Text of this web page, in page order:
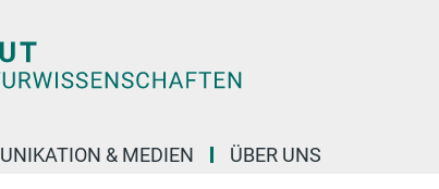
& MEDIEN ÜBER UNS